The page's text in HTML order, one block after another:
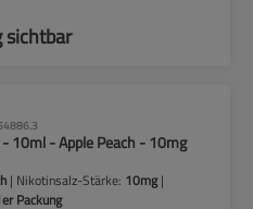
sichtbar
10ml - Apple Peach - 10mg
| Nikotinsalz-Stärke: 10mg|
Packung